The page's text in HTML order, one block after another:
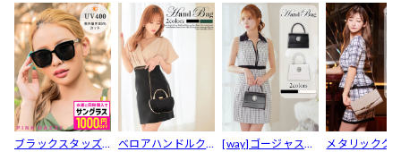
ブラックスタッズ
ベロアハンドルク
[way]ゴージャスビ
メタリックグ